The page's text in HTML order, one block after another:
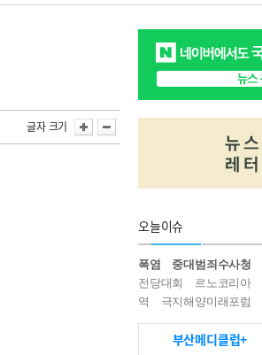
글자 크기
오늘이슈
폭염 중대범죄수사청
전당대회
르노코리아
역
극지해양미래포럼
부산메디클럽+